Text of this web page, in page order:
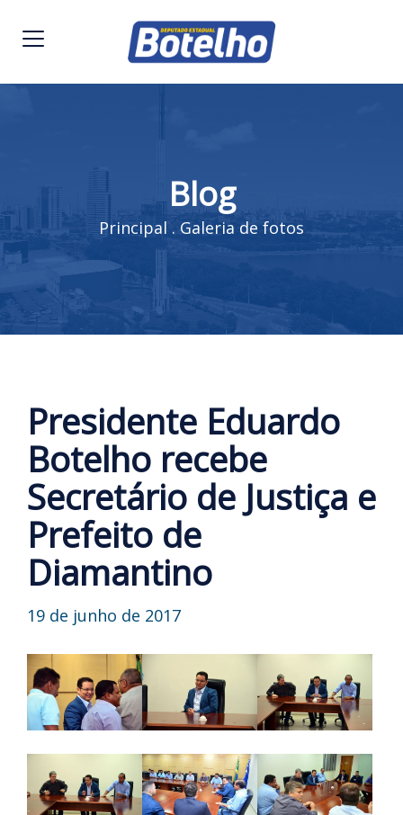
Blog
Principal . Galeria de fotos
Presidente Eduardo
Botelho recebe
Secretário de Justiça e
Prefeito de
Diamantino
19 de junho de 2017